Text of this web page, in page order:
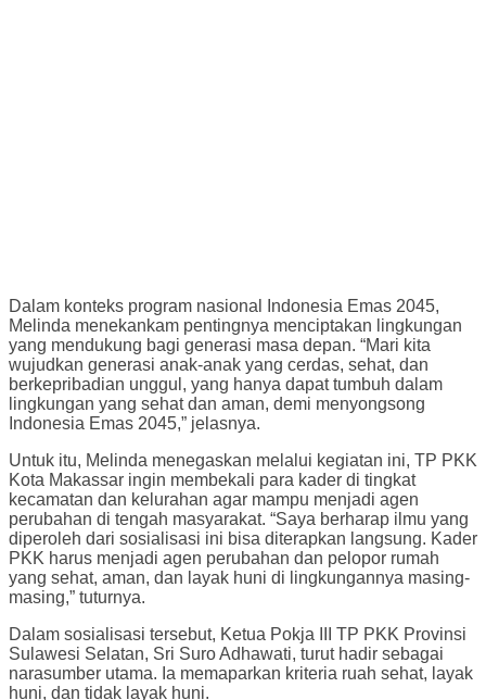
Dalam konteks program nasional Indonesia Emas 2045,
Melinda menekankam pentingnya menciptakan lingkungan
yang mendukung bagi generasi masa depan. “Mari kita
wujudkan generasi anak-anak yang cerdas, sehat, dan
berkepribadian unggul, yang hanya dapat tumbuh dalam
lingkungan yang sehat dan aman, demi menyongsong
Indonesia Emas 2045,” jelasnya.
Untuk itu, Melinda menegaskan melalui kegiatan ini, TP PKK
Kota Makassar ingin membekali para kader di tingkat
kecamatan dan kelurahan agar mampu menjadi agen
perubahan di tengah masyarakat. “Saya berharap ilmu yang
diperoleh dari sosialisasi ini bisa diterapkan langsung. Kader
PKK harus menjadi agen perubahan dan pelopor rumah
yang sehat, aman, dan layak huni di lingkungannya masing-
masing,” tuturnya.
Dalam sosialisasi tersebut, Ketua Pokja III TP PKK Provinsi
Sulawesi Selatan, Sri Suro Adhawati, turut hadir sebagai
narasumber utama. Ia memaparkan kriteria ruah sehat, layak
huni, dan tidak layak huni.